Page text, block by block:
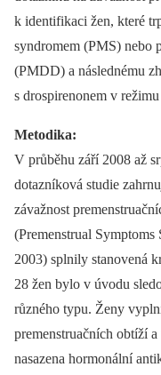
k identifikaci žen, které
syndromem (PMS) nebo
(PMDD) a následnému
s drospirenonem v
Metodika:
V průběhu září 2008 až
dotazníková studie
závažnost
(Premenstrual
2003) splnily stanovená
28 žen bylo v úvodu
různého typu. Ženy
premenstruačních obtíží
nasazena hormonální